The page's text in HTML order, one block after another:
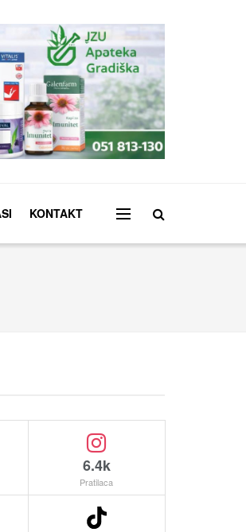
KONTAKT
6.4k
Pratilaca